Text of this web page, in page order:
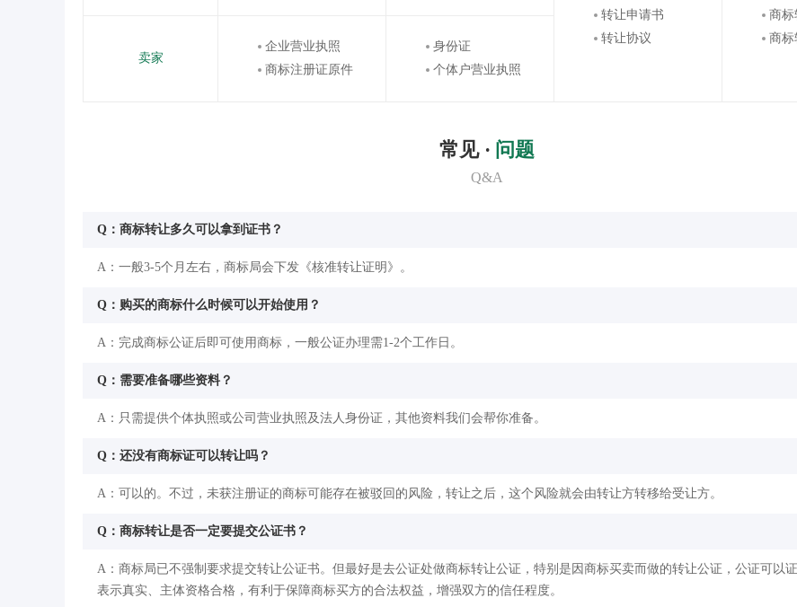
转让申请书
转让协议
商标
商标
卖家
企业营业执照
商标注册证原件
身份证
个体户营业执照
常见 · 问题
Q&A
Q：商标转让多久可以拿到证书？
A：一般3-5个月左右，商标局会下发《核准转让证明》。
Q：购买的商标什么时候可以开始使用？
A：完成商标公证后即可使用商标，一般公证办理需1-2个工作日。
Q：需要准备哪些资料？
A：只需提供个体执照或公司营业执照及法人身份证，其他资料我们会帮你准备。
Q：还没有商标证可以转让吗？
A：可以的。不过，未获注册证的商标可能存在被驳回的风险，转让之后，这个风险就会由转让方转移给受让方。
Q：商标转让是否一定要提交公证书？
A：商标局已不强制要求提交转让公证书。但最好是去公证处做商标转让公证，特别是因商标买卖而做的转让公证，公证可以
表示真实、主体资格合格，有利于保障商标买方的合法权益，增强双方的信任程度。